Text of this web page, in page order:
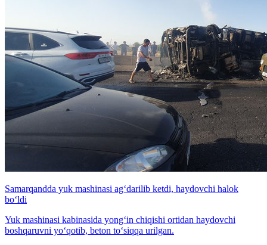
Samarqandda yuk mashinasi ag‘darilib ketdi, haydovchi halok
bo‘ldi
Yuk mashinasi kabinasida yong‘in chiqishi ortidan haydovchi
boshqaruvni yo‘qotib, beton to‘siqqa urilgan.